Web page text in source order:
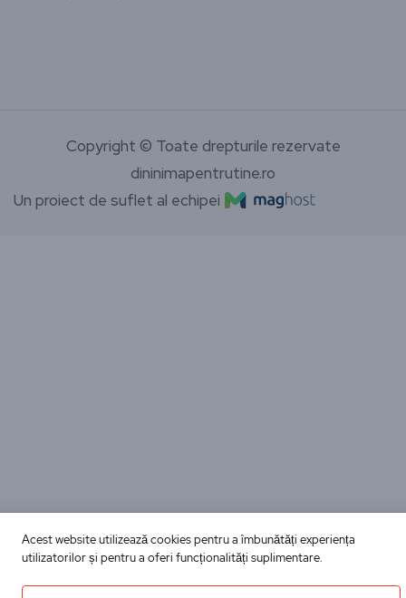
Copyright © Toate drepturile rezervate
dininimapentrutine.ro
Un proiect de suflet al echipei
Acest website utilizează cookies pentru a îmbunătăți experiența
utilizatorilor și pentru a oferi funcționalități suplimentare.